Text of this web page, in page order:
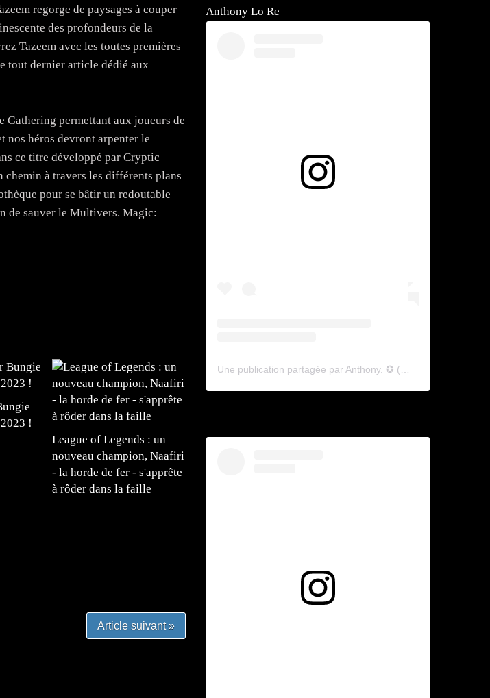
regorge de paysages à couper
des profondeurs de la
Tazeem avec les toutes premières
tout dernier article dédié aux
permettant aux joueurs de
nos héros devront arpenter le
ce titre développé par Cryptic
à travers les différents plans
pour se bâtir un redoutable
de sauver le Multivers. Magic:
!
League of Legends : un
nouveau champion, Naafiri
- la horde de fer - s'apprête
à rôder dans la faille
Article suivant »
Anthony Lo Re